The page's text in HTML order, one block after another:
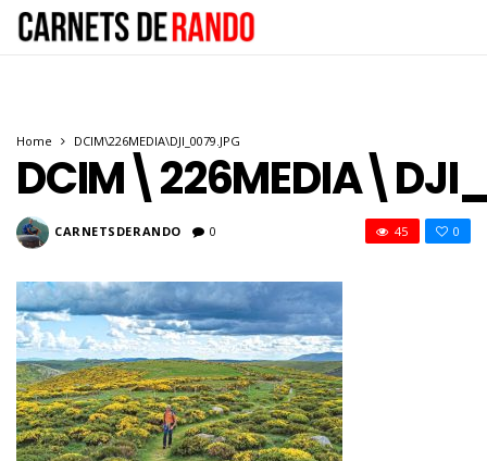
Home DCIM\226MEDIA\DJI_0079.JPG
CARNETSDERANDO 0 0
45